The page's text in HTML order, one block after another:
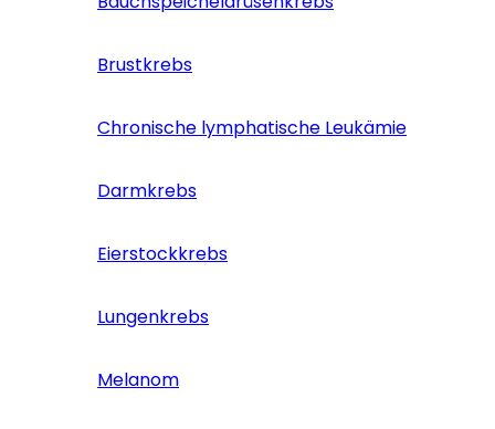
Brustkrebs
Chronische lymphatische Leukämie
Darmkrebs
Eierstockkrebs
Lungenkrebs
Melanom